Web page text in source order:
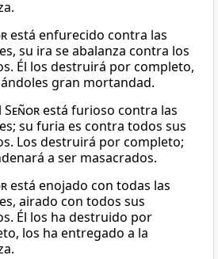
está enfurecido contra las
su ira se abalanza contra los
Él los destruirá por completo,
gran mortandad.
Señorestá furioso contra las
su furia es contra todos sus
Los destruirá por completo;
a ser masacrados.
está enojado con todas las
airado con todos sus
Él los ha destruido por
los ha entregado a la